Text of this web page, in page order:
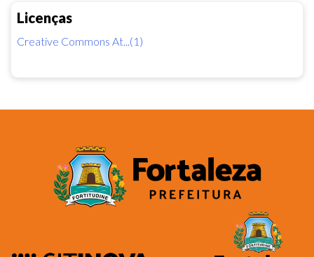
Licenças
Creative Commons At...(1)